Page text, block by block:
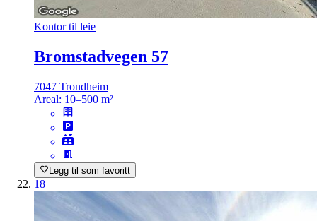
Kontor til leie
Bromstadvegen 57
7047 Trondheim
Areal: 10–500 m²
Legg til som favoritt
18